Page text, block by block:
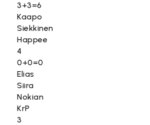
3+3=6
Kaapo
Siekkinen
Happee
4
0+0=0
Elias
Siira
Nokian
KrP
3